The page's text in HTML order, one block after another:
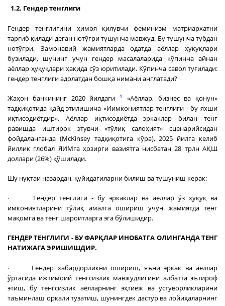
1.2. Гендер тенглиги
Гендер тенглигини ҳимоя қилувчи феминизм матриархатни
тарғиб қилади деган нотўғри тушунча мавжуд. Бу тушунча тубдан
нотўғри. Замонавий жамиятларда одатда аёллар ҳуқуқлари
бузилади, шунинг учун гендер масалаларида кўпинча айнан
аёллар ҳуқуқлари ҳақида сўз юритилади. Кўпинча савол туғилади:
гендер тенглиги адолатдан бошқа нимани англатади?
Жаҳон банкининг 2020 йилдаги 1
«Аёллар, бизнес ва қонун»
тадқиқотида қайд этилишича «Иимкониятлар тенглиги - бу яхши
иқтисодиётдир». Аёллар иқтисодиётда эркаклар билан тенг
равишда иштирок этувчи «тўлиқ салоҳият» сценарийсидан
фойдаланганда (McKinsey тадқиқотига кўра), 2025 йилга келиб
йиллик глобал ЯИМга ҳозирги вазиятга нисбатан 28 трлн АҚШ
доллари (26%) қўшилади.
Шу нуқтаи назардан, қуйидагиларни билиш ва тушуниш керак:
· Гендер тенглиги - бу эркаклар ва аёллар ўз ҳуқуқ ва
имкониятларини тўлиқ амалга ошириш учун жамиятда тенг
мақомга ва тенг шароитларга эга бўлишидир.
ГЕНДЕР ТЕНГЛИГИ - БУ ФАРҚЛАР ИНОБАТГА ОЛИНГАНДА ТЕНГ
НАТИЖАГА ЭРИШИШДИР.
· Гендер хабардорликни ошириш, яъни эркак ва аёллар
ўртасида ижтимоий тенгсизлик мавжудлигини албатта эътироф
этиш, бу тенгсизлик аёлларнинг эҳтиёж ва устуворликларини
таъминлаш орқали тузатиш, шунингдек дастур ва лойиҳаларнинг